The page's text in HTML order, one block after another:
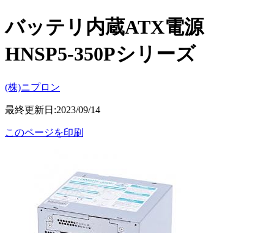
バッテリ内蔵ATX電源
HNSP5-350Pシリーズ
(株)ニプロン
最終更新日:2023/09/14
このページを印刷